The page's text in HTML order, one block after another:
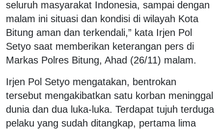
seluruh masyarakat Indonesia, sampai dengan
malam ini situasi dan kondisi di wilayah Kota
Bitung aman dan terkendali,” kata Irjen Pol
Setyo saat memberikan keterangan pers di
Markas Polres Bitung, Ahad (26/11) malam.
Irjen Pol Setyo mengatakan, bentrokan
tersebut mengakibatkan satu korban meninggal
dunia dan dua luka-luka. Terdapat tujuh terduga
pelaku yang sudah ditangkap, pertama lima